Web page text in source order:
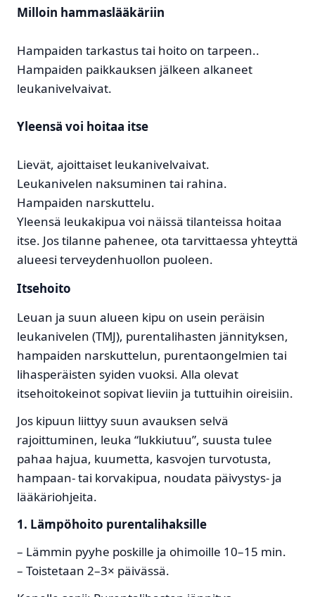
Milloin hammaslääkäriin
Hampaiden tarkastus tai hoito on tarpeen..
Hampaiden paikkauksen jälkeen alkaneet
leukanivelvaivat.
Yleensä voi hoitaa itse
Lievät, ajoittaiset leukanivelvaivat.
Leukanivelen naksuminen tai rahina.
Hampaiden narskuttelu.
Yleensä leukakipua voi näissä tilanteissa hoitaa
itse. Jos tilanne pahenee, ota tarvittaessa yhteyttä
alueesi terveydenhuollon puoleen.
Itsehoito
Leuan ja suun alueen kipu on usein peräisin
leukanivelen (TMJ), purentalihasten jännityksen,
hampaiden narskuttelun, purentaongelmien tai
lihasperäisten syiden vuoksi. Alla olevat
itsehoitokeinot sopivat lieviin ja tuttuihin oireisiin.
Jos kipuun liittyy suun avauksen selvä
rajoittuminen, leuka “lukkiutuu”, suusta tulee
pahaa hajua, kuumetta, kasvojen turvotusta,
hampaan- tai korvakipua, noudata päivystys- ja
lääkäriohjeita.
1. Lämpöhoito purentalihaksille
– Lämmin pyyhe poskille ja ohimoille 10–15 min.
– Toistetaan 2–3× päivässä.